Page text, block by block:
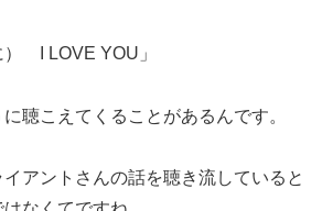
） I LOVE YOU」
聴こえてくることがあるんです。
アントさんの話を聴き流していると